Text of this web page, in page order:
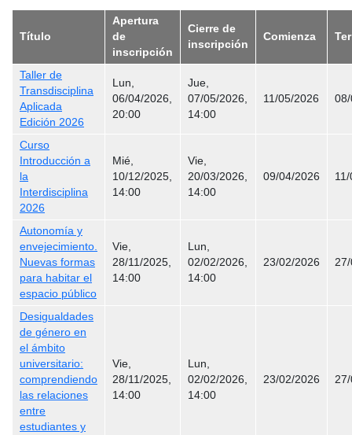
Título
Apertura
de
inscripción
Cierre de
inscripción
Comienza
Taller de
Transdisciplina
Aplicada
Edición 2026
Lun,
06/04/2026,
20:00
Jue,
07/05/2026,
14:00
11/05/2026
Curso
Introducción a
la
Interdisciplina
2026
Mié,
10/12/2025,
14:00
Vie,
20/03/2026,
14:00
09/04/2026
Autonomía y
envejecimiento.
Nuevas formas
para habitar el
espacio público
Vie,
28/11/2025,
14:00
Lun,
02/02/2026,
14:00
23/02/2026
Desigualdades
de género en
el ámbito
universitario:
comprendiendo
las relaciones
entre
estudiantes y
Vie,
28/11/2025,
14:00
Lun,
02/02/2026,
14:00
23/02/2026